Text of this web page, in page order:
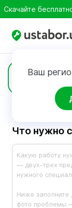
Скачайте
Ваш
Заявка
Что нужно